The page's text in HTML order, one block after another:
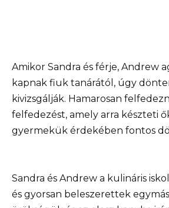
Amikor Sandra és férje, Andrew
kapnak fiuk tanárától, úgy
kivizsgálják. Hamarosan
felfedezést, amely arra készteti
gyermekük érdekében fontos
Sandra és Andrew a kulináris
és gyorsan beleszerettek